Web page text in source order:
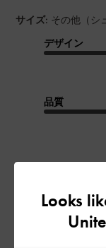
サイズ: その他（シ
デザイン
品質
Looks